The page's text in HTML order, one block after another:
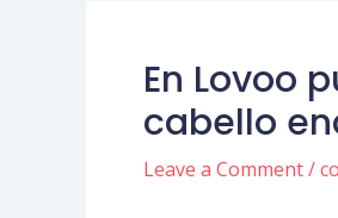
En Lovoo
cabello
Leave a Comment/